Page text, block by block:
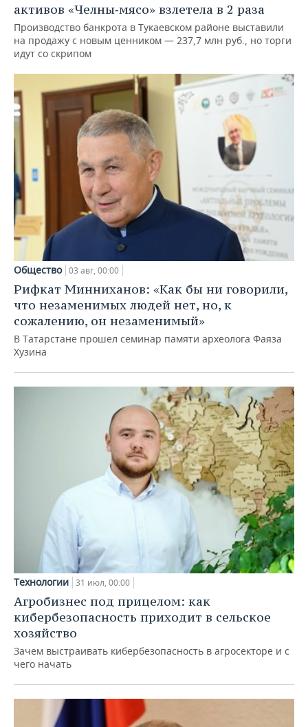
активов «Челны‑мясо» взлетела в 2 раза
Производство банкрота в Тукаевском районе выставили
на продажу с новым ценником — 237,7 млн руб., но торги
идут со скрипом
Общество 03 авг, 00:00
Рифкат Минниханов: «Как бы ни говорили,
что незаменимых людей нет, но, к
сожалению, он незаменимый»
В Татарстане прошел семинар памяти археолога Фаяза
Хузина
Технологии 31 июл, 00:00
Агробизнес под прицелом: как
кибербезопасность приходит в сельское
хозяйство
Зачем выстраивать кибербезопасность в агросекторе и с
чего начать